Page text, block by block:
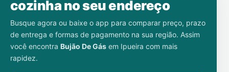
cozinha no seu endereço
Busque agora ou baixe o app para comparar preço, prazo
de entrega e formas de pagamento na sua região. Assim
você encontra Bujão De Gás em Ipueira com mais
rapidez.